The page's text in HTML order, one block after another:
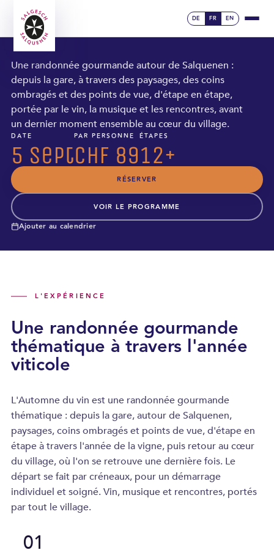
DE FR EN
5
sept
2026
automne
du vin
WEINHERBST · SALGESCH · 5.9.2026 · TICKETS ·
Une randonnée gourmande autour de Salquenen :
depuis la gare, à travers des paysages, des coins
ombragés et des points de vue, d'étape en étape,
portée par le vin, la musique et les rencontres, avant
un dernier moment ensemble au cœur du village.
DATE
5 sept
PAR PERSONNE
CHF 89
ÉTAPES
12+
RÉSERVER
VOIR LE PROGRAMME
Ajouter au calendrier
L'EXPÉRIENCE
Une randonnée gourmande
thématique à travers l'année
viticole
L'Automne du vin est une randonnée gourmande
thématique : depuis la gare, autour de Salquenen,
paysages, coins ombragés et points de vue, d'étape en
étape à travers l'année de la vigne, puis retour au cœur
du village, où l'on se retrouve une dernière fois. Le
départ se fait par créneaux, pour un démarrage
individuel et soigné. Vin, musique et rencontres, portés
par tout le village.
01